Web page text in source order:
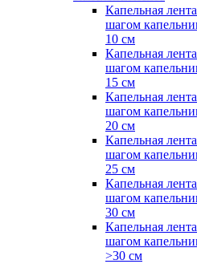
Капельная
шагом
10 см
Капельная
шагом
15 см
Капельная
шагом
20 см
Капельная
шагом
25 см
Капельная
шагом
30 см
Капельная
шагом
>30 см